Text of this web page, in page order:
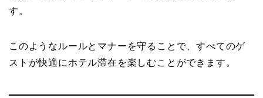
す。
このようなルールとマナーを守ることで、すべてのゲ
ストが快適にホテル滞在を楽しむことができます。